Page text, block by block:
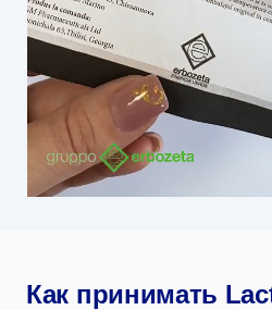
Как принимать